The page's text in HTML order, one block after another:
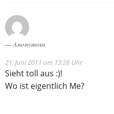
Anonymous
21. Juni 2011 um 13:26 Uhr
Sieht toll aus :)!
Wo ist eigentlich Me?